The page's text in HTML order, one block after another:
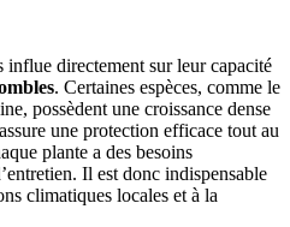
directement sur leur capacité
. Certaines espèces, comme le
possèdent une croissance dense
une protection efficace tout au
plante a des besoins
Il est donc indispensable
climatiques locales et à la